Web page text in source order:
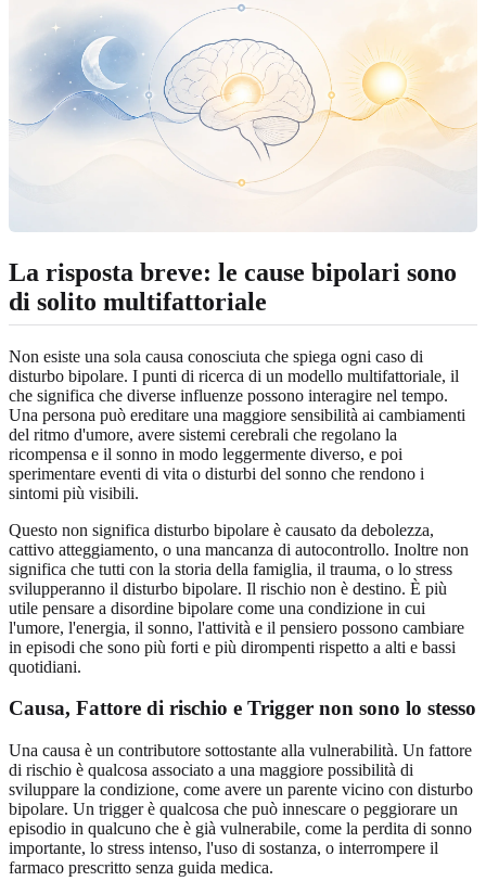
La risposta breve: le cause bipolari sono
di solito multifattoriale
Non esiste una sola causa conosciuta che spiega ogni caso di
disturbo bipolare. I punti di ricerca di un modello multifattoriale, il
che significa che diverse influenze possono interagire nel tempo.
Una persona può ereditare una maggiore sensibilità ai cambiamenti
del ritmo d'umore, avere sistemi cerebrali che regolano la
ricompensa e il sonno in modo leggermente diverso, e poi
sperimentare eventi di vita o disturbi del sonno che rendono i
sintomi più visibili.
Questo non significa disturbo bipolare è causato da debolezza,
cattivo atteggiamento, o una mancanza di autocontrollo. Inoltre non
significa che tutti con la storia della famiglia, il trauma, o lo stress
svilupperanno il disturbo bipolare. Il rischio non è destino. È più
utile pensare a disordine bipolare come una condizione in cui
l'umore, l'energia, il sonno, l'attività e il pensiero possono cambiare
in episodi che sono più forti e più dirompenti rispetto a alti e bassi
quotidiani.
Causa, Fattore di rischio e Trigger non sono lo stesso
Una causa è un contributore sottostante alla vulnerabilità. Un fattore
di rischio è qualcosa associato a una maggiore possibilità di
sviluppare la condizione, come avere un parente vicino con disturbo
bipolare. Un trigger è qualcosa che può innescare o peggiorare un
episodio in qualcuno che è già vulnerabile, come la perdita di sonno
importante, lo stress intenso, l'uso di sostanza, o interrompere il
farmaco prescritto senza guida medica.